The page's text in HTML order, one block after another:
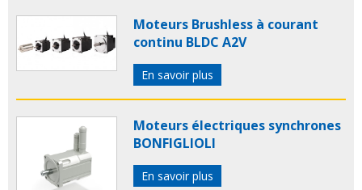
Moteurs Brushless à courant
continu BLDC A2V
En savoir plus
Moteurs électriques synchrones
BONFIGLIOLI
En savoir plus